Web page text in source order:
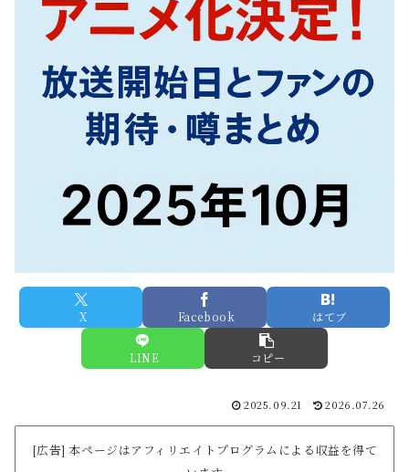
X Facebook はてブ
LINE コピー
2025.09.21 2026.07.26
[広告] 本ページはアフィリエイトプログラムによる収益を得て